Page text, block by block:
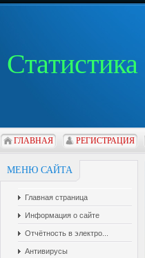
Статистика
ГЛАВНАЯ РЕГИСТРАЦИЯ
МЕНЮ САЙТА
Главная страница
Информация о сайте
Отчётность в электро...
Антивирусы